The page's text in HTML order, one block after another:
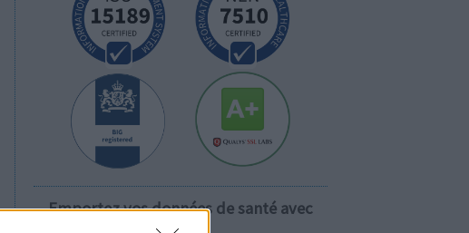
Emportez vos données de santé avec